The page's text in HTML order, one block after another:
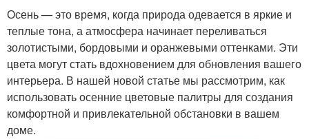
Осень — это время, когда природа одевается в яркие и
теплые тона, а атмосфера начинает переливаться
золотистыми, бордовыми и оранжевыми оттенками. Эти
цвета могут стать вдохновением для обновления вашего
интерьера. В нашей новой статье мы рассмотрим, как
использовать осенние цветовые палитры для создания
комфортной и привлекательной обстановки в вашем
доме.